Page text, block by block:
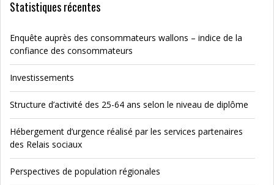
Statistiques récentes
Enquête auprès des consommateurs wallons – indice de la
confiance des consommateurs
Investissements
Structure d’activité des 25-64 ans selon le niveau de diplôme
Hébergement d’urgence réalisé par les services partenaires
des Relais sociaux
Perspectives de population régionales